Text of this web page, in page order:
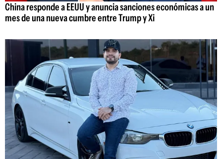
China responde a EEUU y anuncia sanciones económicas a un
mes de una nueva cumbre entre Trump y Xi